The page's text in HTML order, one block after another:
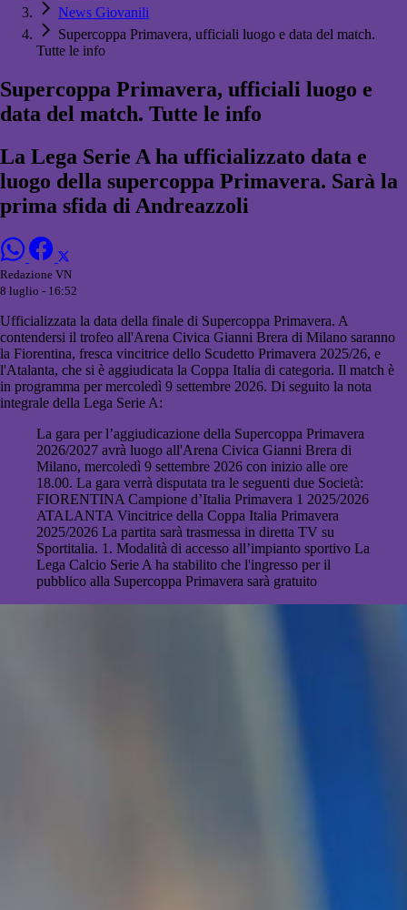
News Giovanili
Supercoppa Primavera, ufficiali luogo e data del match.
Tutte le info
Supercoppa Primavera, ufficiali luogo e
data del match. Tutte le info
La Lega Serie A ha ufficializzato data e
luogo della supercoppa Primavera. Sarà la
prima sfida di Andreazzoli
Redazione VN
8 luglio - 16:52
Ufficializzata la data della finale di Supercoppa Primavera. A
contendersi il trofeo all'Arena Civica Gianni Brera di Milano saranno
la Fiorentina, fresca vincitrice dello Scudetto Primavera 2025/26, e
l'Atalanta, che si è aggiudicata la Coppa Italia di categoria. Il match è
in programma per mercoledì 9 settembre 2026. Di seguito la nota
integrale della Lega Serie A:
La gara per l’aggiudicazione della Supercoppa Primavera
2026/2027 avrà luogo all'Arena Civica Gianni Brera di
Milano, mercoledì 9 settembre 2026 con inizio alle ore
18.00. La gara verrà disputata tra le seguenti due Società:
FIORENTINA Campione d’Italia Primavera 1 2025/2026
ATALANTA Vincitrice della Coppa Italia Primavera
2025/2026 La partita sarà trasmessa in diretta TV su
Sportitalia. 1. Modalità di accesso all’impianto sportivo La
Lega Calcio Serie A ha stabilito che l'ingresso per il
pubblico alla Supercoppa Primavera sarà gratuito